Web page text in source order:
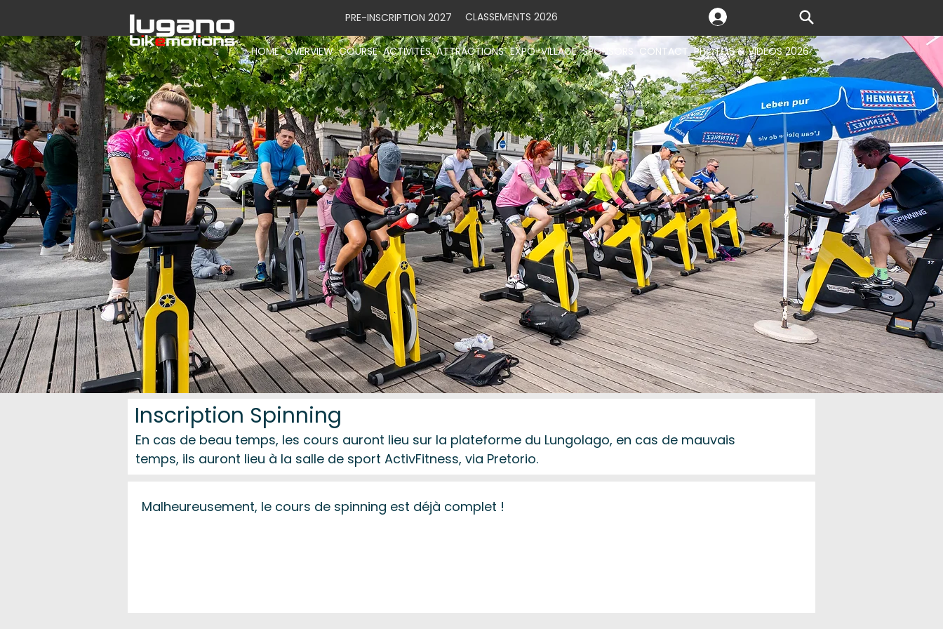
PRE-INSCRIPTION 2027 CLASSEMENTS 2026
HOME OVERVIEW COURSE ACTIVITÉS ATTRACTIONS EXPO-VILLAGE SPONSORS CONTACT PHOTOS & VIDEOS 2026
Inscription Spinning
En cas de beau temps, les cours auront lieu sur la plateforme du Lungolago, en cas de mauvais
temps, ils auront lieu à la salle de sport ActivFitness, via Pretorio.
Malheureusement, le cours de spinning est déjà complet !